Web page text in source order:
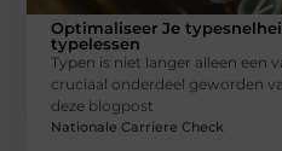
Optimaliseer Je
typelessen
Typen is niet langer alleen een
cruciaal onderdeel geworden
deze blogpost
Nationale Carriere Check